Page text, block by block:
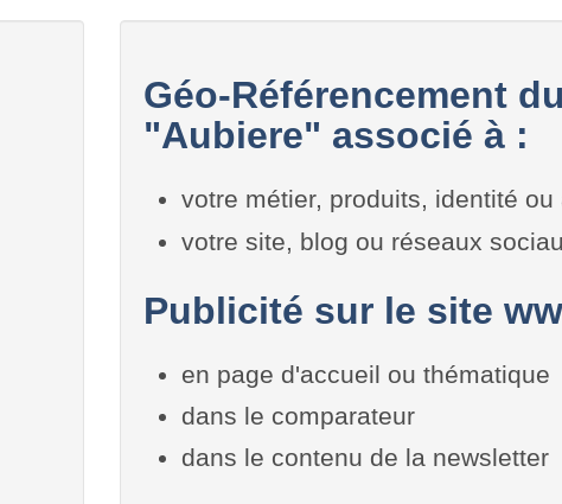
Géo-Référencement
"Aubiere" associé à :
votre métier, produits, identité ou
votre site, blog ou réseaux
Publicité sur le site
en page d'accueil ou thématique
dans le comparateur
dans le contenu de la newsletter